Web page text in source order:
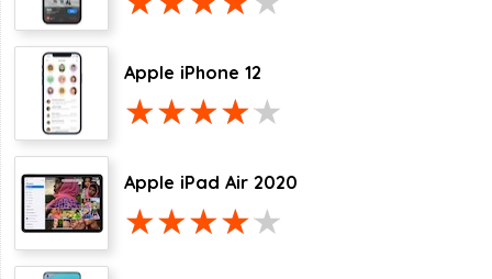
Apple iPhone 12
Apple iPad Air 2020